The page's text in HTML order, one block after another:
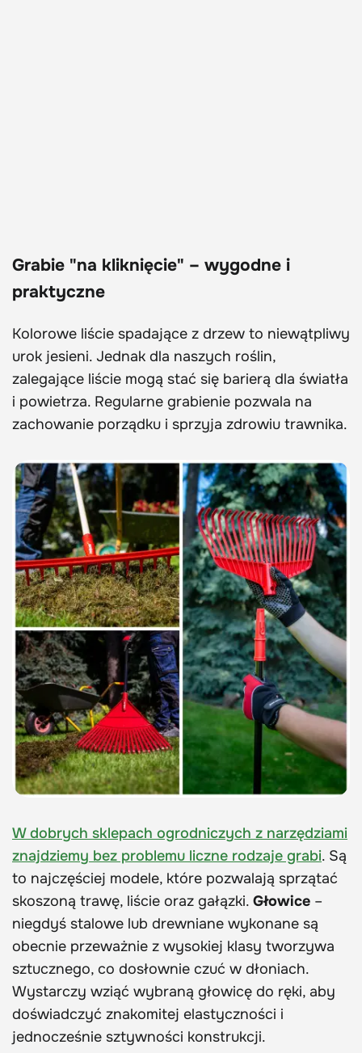
Grabie "na kliknięcie" – wygodne i
praktyczne
Kolorowe liście spadające z drzew to niewątpliwy
urok jesieni. Jednak dla naszych roślin,
zalegające liście mogą stać się barierą dla światła
i powietrza. Regularne grabienie pozwala na
zachowanie porządku i sprzyja zdrowiu trawnika.
W dobrych sklepach ogrodniczych z narzędziami
znajdziemy bez problemu liczne rodzaje grabi. Są
to najczęściej modele, które pozwalają sprzątać
skoszoną trawę, liście oraz gałązki. Głowice –
niegdyś stalowe lub drewniane wykonane są
obecnie przeważnie z wysokiej klasy tworzywa
sztucznego, co dosłownie czuć w dłoniach.
Wystarczy wziąć wybraną głowicę do ręki, aby
doświadczyć znakomitej elastyczności i
jednocześnie sztywności konstrukcji.